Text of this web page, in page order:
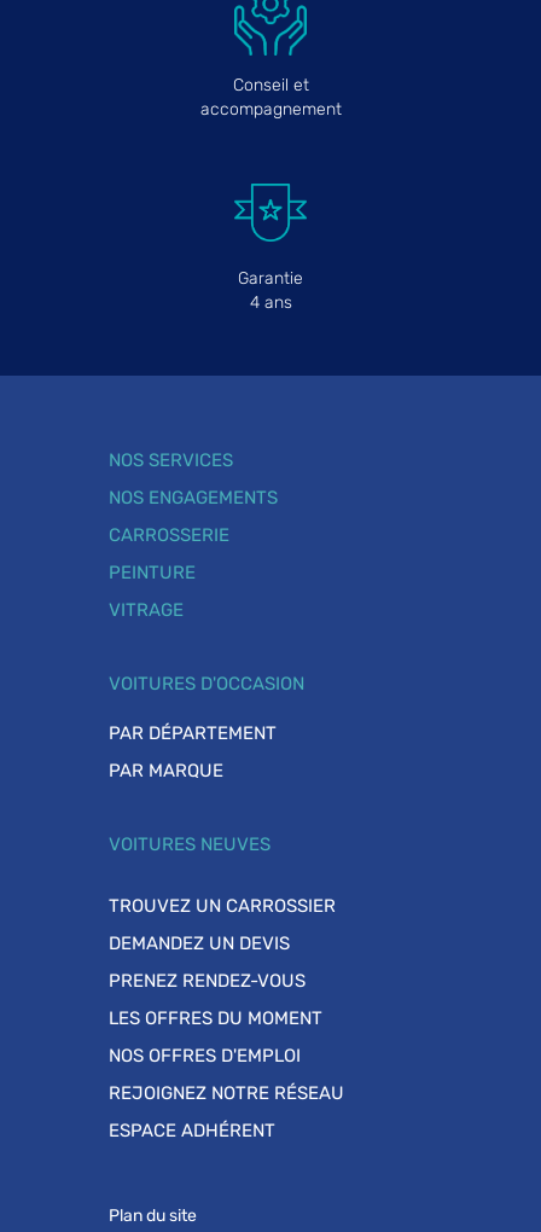
Conseil et
accompagnement
Garantie
4 ans
NOS SERVICES
NOS ENGAGEMENTS
CARROSSERIE
PEINTURE
VITRAGE
VOITURES D'OCCASION
PAR DÉPARTEMENT
PAR MARQUE
VOITURES NEUVES
TROUVEZ UN CARROSSIER
DEMANDEZ UN DEVIS
PRENEZ RENDEZ-VOUS
LES OFFRES DU MOMENT
NOS OFFRES D'EMPLOI
REJOIGNEZ NOTRE RÉSEAU
ESPACE ADHÉRENT
Plan du site